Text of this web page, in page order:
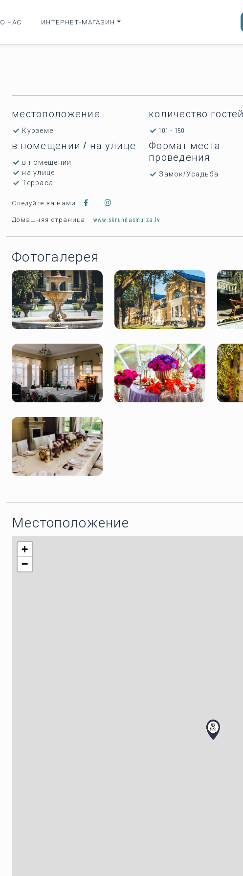
О НАС ИНТЕРНЕТ-МАГАЗИН
местоположение
Курземе
количество гостей
101 - 150
в помещении / на улице
в помещении
на улице
Терраса
Формат места
проведения
Замок/Усадьба
Следуйте за нами
Домашняя страница www.skrundasmuiza.lv
Фотогалерея
Местоположение
+
−